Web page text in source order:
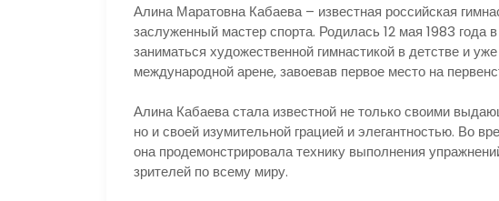
Алина Маратовна Кабаева – известная российская
заслуженный мастер спорта. Родилась 12 мая 1983 года
заниматься художественной гимнастикой в детстве и
международной арене, завоевав первое место на
Алина Кабаева стала известной не только своими
но и своей изумительной грацией и элегантностью. Во
она продемонстрировала технику выполнения
зрителей по всему миру.